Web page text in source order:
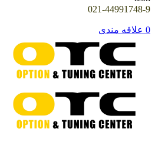
021-44991748-9
0 علاقه مندی